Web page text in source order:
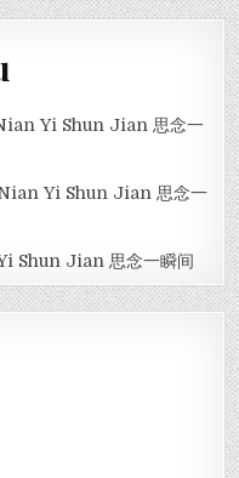
Yi Shun Jian 思念一
Yi Shun Jian 思念一
Shun Jian 思念一瞬间